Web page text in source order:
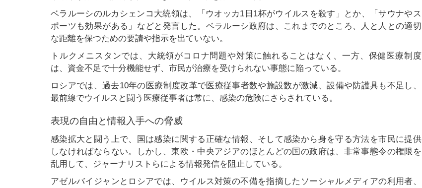
ベラルーシのルカシェンコ大統領は、「ウオッカ1日1杯がウイルスを殺す」とか、「サウナやス
ポーツも効果がある」などと発言した。ベラルーシ政府は、これまでのところ、人と人との適切
な距離を保つための要請や指示を出ていない。
トルクメニスタンでは、大統領がコロナ問題や対策に触れることはなく、一方、保健医療制度
は、資金不足で十分機能せず、市民が治療を受けられない事態に陥っている。
ロシアでは、過去10年の医療制度改革で医療従事者数や施設数が激減、設備や防護具も不足し、
最前線でウイルスと闘う医療従事者は常に、感染の危険にさらされている。
表現の自由と情報入手への脅威
感染拡大と闘う上で、国は感染に関する正確な情報、そして感染から身を守る方法を市民に提供
しなければならない。しかし、東欧・中央アジアのほとんどの国の政府は、非常事態令の権限を
乱用して、ジャーナリストらによる情報発信を阻止している。
アゼルバイジャンとロシアでは、ウイルス対策の不備を指摘したソーシャルメディアの利用者、